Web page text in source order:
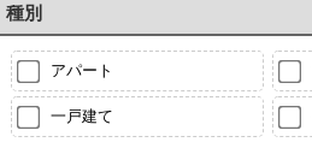
種別
アパート
一戸建て